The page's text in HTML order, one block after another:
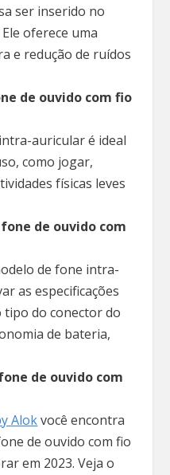
ser inserido no
oferece uma
e redução de ruídos
de ouvido com fio
auricular é ideal
como jogar,
físicas leves
de ouvido com
de fone intra-
as especificações
do conector do
de bateria,
de ouvido com
Alokvocê encontra
de ouvido com fio
em 2023. Veja o